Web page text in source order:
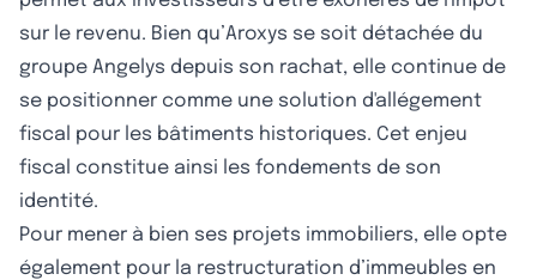
sur le revenu. Bien qu’Aroxys se soit détachée du
groupe Angelys depuis son rachat, elle continue de
se positionner comme une solution d'allégement
fiscal pour les bâtiments historiques. Cet enjeu
fiscal constitue ainsi les fondements de son
identité.
Pour mener à bien ses projets immobiliers, elle opte
également pour la restructuration d’immeubles en